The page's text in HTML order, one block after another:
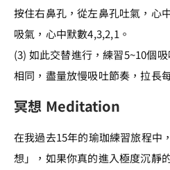
按住右鼻孔，從左鼻孔吐氣，心
吸氣，心中默數4,3,2,1。
(3) 如此交替進行，練習5~10個
相同，盡量放慢吸吐節奏，拉長
冥想 Meditation
在我過去15年的瑜珈練習旅程中
想」，如果你真的進入極度沉靜